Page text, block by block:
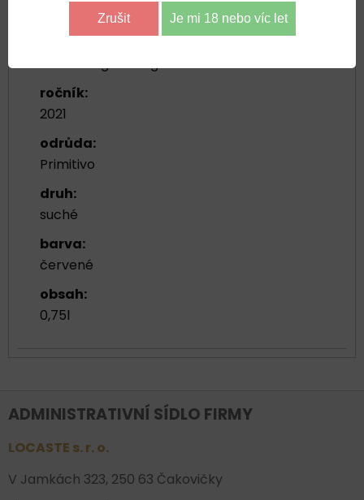
ročník:
2021
odrůda:
Primitivo
druh:
suché
barva:
červené
obsah:
0,75l
ADMINISTRATIVNÍ SÍDLO FIRMY
LOCASTE s. r. o.
V Jamkách 323, 250 63 Čakovičky
Zrušit Je mi 18 nebo víc let